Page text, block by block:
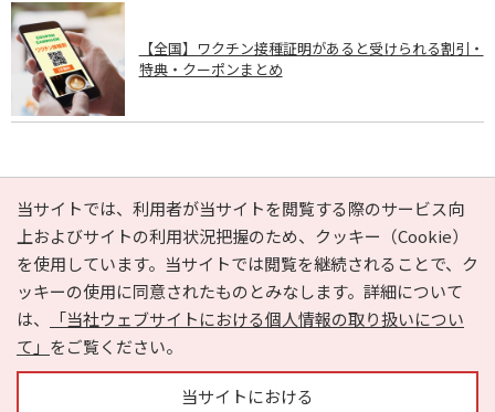
【全国】ワクチン接種証明があると受けられる割引・
特典・クーポンまとめ
PAGE TOP
当サイトでは、利用者が当サイトを閲覧する際のサービス向
上およびサイトの利用状況把握のため、クッキー（Cookie）
を使用しています。当サイトでは閲覧を継続されることで、ク
ッキーの使用に同意されたものとみなします。詳細について
は、
「当社ウェブサイトにおける個人情報の取り扱いについ
て」 をご覧ください。
当サイトにおける
e-NAVITA（イーナビタ）とは？ お気に入り
ヘルプ
利用規約
個人情報の取り扱いについて
運営会社
サイトマップ
広告掲載に関するお問い合わせ